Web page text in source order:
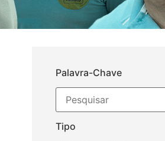
Palavra-Chave
Tipo